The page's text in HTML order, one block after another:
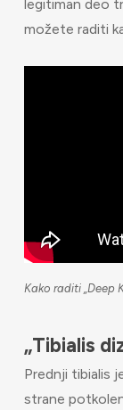
legitiman deo
možete raditi
Kako raditi „Deep
„Tibialis
Prednji tibialis
strane